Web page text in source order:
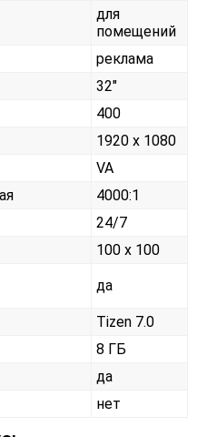
для
помещений
реклама
32"
400
1920 x 1080
VA
4000:1
24/7
100 x 100
да
Tizen 7.0
8 ГБ
да
нет